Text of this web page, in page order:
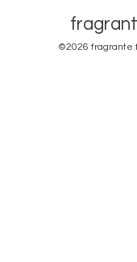
©2026 fragrante